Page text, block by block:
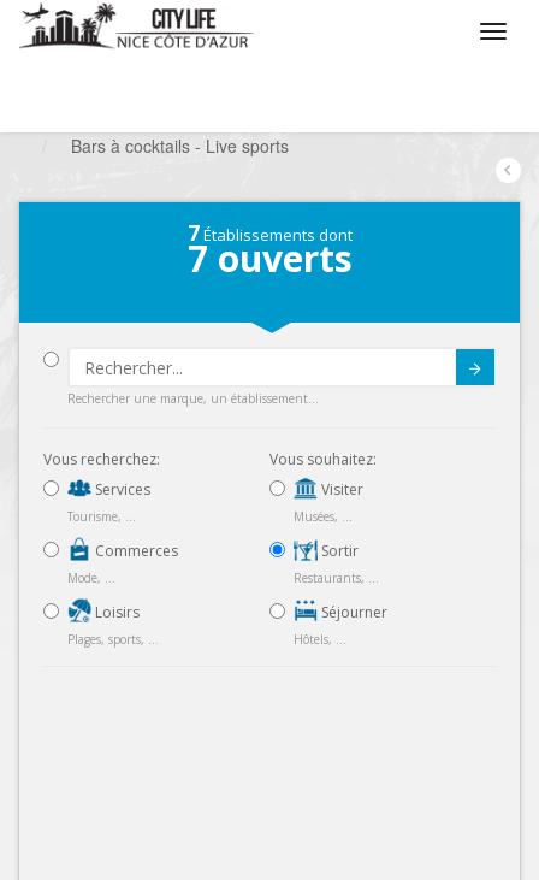
Bars à cocktails - Live sports
7Établissements dont
7 ouverts
Rechercher une marque, un établissement...
Vous recherchez:
Services
Tourisme, ...
Commerces
Mode, ...
Loisirs
Plages, sports, ...
Vous souhaitez:
Visiter
Musées, ...
Sortir
Restaurants, ...
Séjourner
Hôtels, ...